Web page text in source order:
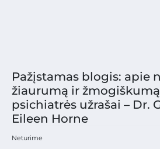
Pažįstamas blogis: apie
žiaurumą ir
psichiatrės užrašai – Dr.
Eileen Horne
Neturime